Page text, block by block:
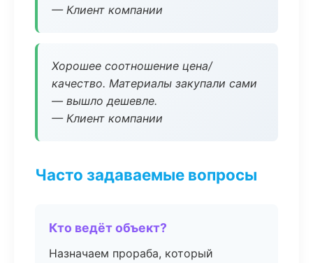
— Клиент компании
Хорошее соотношение цена/
качество. Материалы закупали сами
— вышло дешевле.
— Клиент компании
Часто задаваемые вопросы
Кто ведёт объект?
Назначаем прораба, который